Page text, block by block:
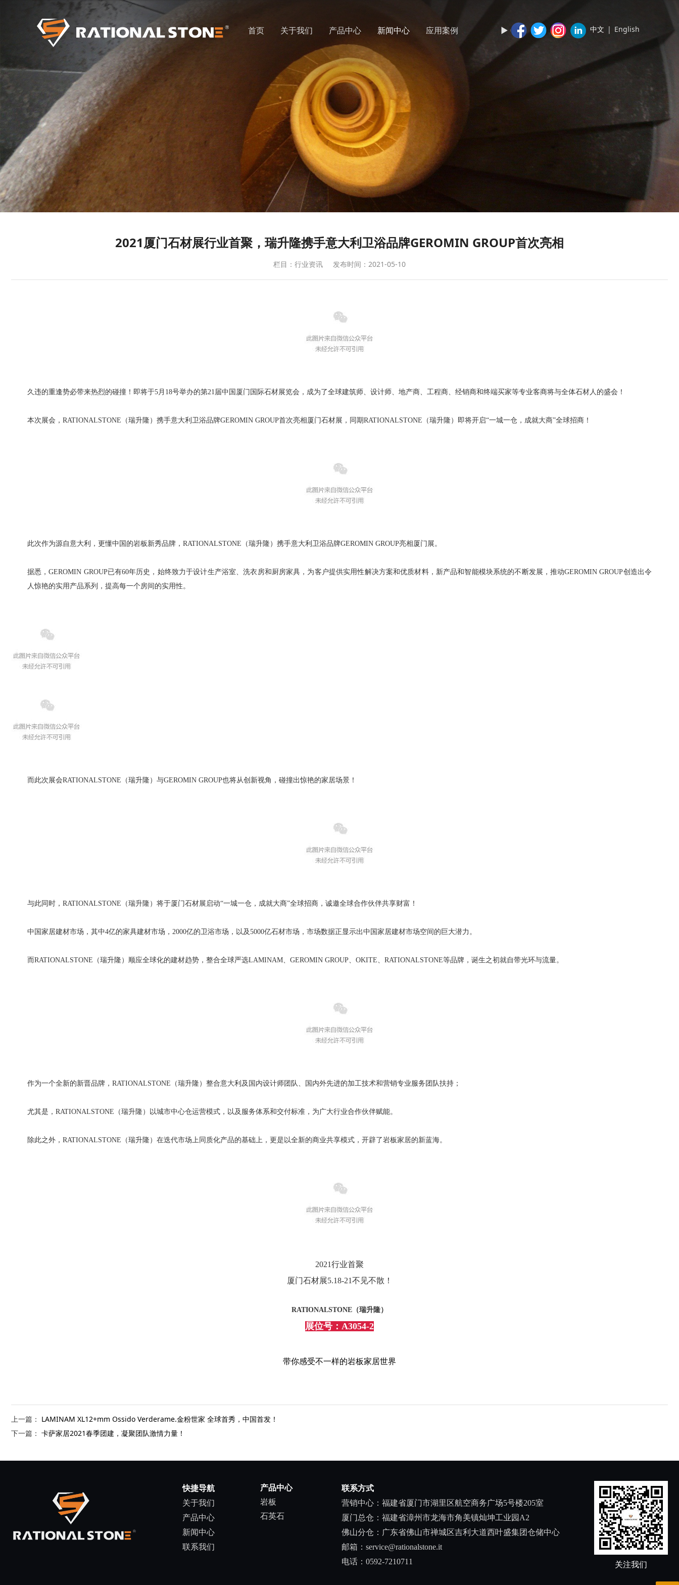
中文 | English
首页 关于我们 产品中心 新闻中心 应用案例 ►
2021厦门石材展行业首聚，瑞升隆携手意大利卫浴品牌GEROMIN GROUP首次亮相
栏目：行业资讯 发布时间：2021-05-10
久违的重逢势必带来热烈的碰撞！即将于5月18号举办的第21届中国厦门国际石材展览会，成为了全球建筑师、设计师、地产商、工程商、经销商和终端买家等专业客商将与全体石材人的盛会！
本次展会，RATIONALSTONE（瑞升隆）携手意大利卫浴品牌GEROMIN GROUP首次亮相厦门石材展，同期RATIONALSTONE（瑞升隆）即将开启“一城一仓，成就大商”全球招商！
此次作为源自意大利，更懂中国的岩板新秀品牌，RATIONALSTONE（瑞升隆）携手意大利卫浴品牌GEROMIN GROUP亮相厦门展。
据悉，GEROMIN GROUP已有60年历史，始终致力于设计生产浴室、洗衣房和厨房家具，为客户提供实用性解决方案和优质材料，新产品和智能模块系统的不断发展，推动GEROMIN GROUP创造出令
人惊艳的实用产品系列，提高每一个房间的实用性。
而此次展会RATIONALSTONE（瑞升隆）与GEROMIN GROUP也将从创新视角，碰撞出惊艳的家居场景！
与此同时，RATIONALSTONE（瑞升隆）将于厦门石材展启动“一城一仓，成就大商”全球招商，诚邀全球合作伙伴共享财富！
中国家居建材市场，其中4亿的家具建材市场，2000亿的卫浴市场，以及5000亿石材市场，市场数据正显示出中国家居建材市场空间的巨大潜力。
而RATIONALSTONE（瑞升隆）顺应全球化的建材趋势，整合全球严选LAMINAM、GEROMIN GROUP、OKITE、RATIONALSTONE等品牌，诞生之初就自带光环与流量。
作为一个全新的新晋品牌，RATIONALSTONE（瑞升隆）整合意大利及国内设计师团队、国内外先进的加工技术和营销专业服务团队扶持；
尤其是，RATIONALSTONE（瑞升隆） 以城市中心仓运营模式，以及服务体系和交付标准，为广大行业合作伙伴赋能。
除此之外，RATIONALSTONE（瑞升隆）在迭代市场上同质化产品的基础上，更是以全新的商业共享模式，开辟了岩板家居的新蓝海。
2021行业首聚
厦门石材展5.18-21不见不散！
RATIONALSTONE（瑞升隆）
展位号：A3054-2
带你感受不一样的岩板家居世界
上一篇： LAMINAM XL12+mm Ossido Verderame.金粉世家 全球首秀，中国首发！
下一篇： 卡萨家居2021春季团建，凝聚团队激情力量！
快捷导航
关于我们
产品中心
新闻中心
联系我们
产品中心
岩板
石英石
联系方式
营销中心：福建省厦门市湖里区航空商务广场5号楼205室
厦门总仓：福建省漳州市龙海市角美镇灿坤工业园A2
佛山分仓：广东省佛山市禅城区吉利大道西叶盛集团仓储中心
邮箱：service@rationalstone.it
电话：0592-7210711
关注我们